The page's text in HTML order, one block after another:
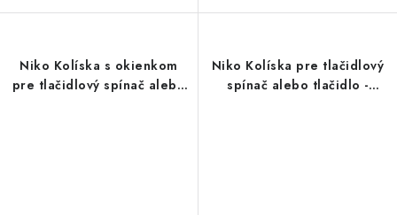
Niko Kolíska s okienkom
pre tlačidlový spínač alebo
Niko Kolíska pre tlačidlový
spínač alebo tlačidlo -